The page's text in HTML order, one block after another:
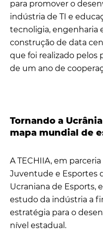
para promover o
indústria de TI e
tecnoligia, engenharia
construção de data
que foi realizado pelos
de um ano de
Tornando a
mapa mundial de
A TECHIIA, em
Juventude e Esportes
Ucraniana de Esports,
estudo da indústria a
estratégia para o
nível estadual.